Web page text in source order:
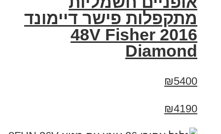
מתקפלות פישר דיימונד
2016 48V Fisher
Diamond
₪5400
₪4190